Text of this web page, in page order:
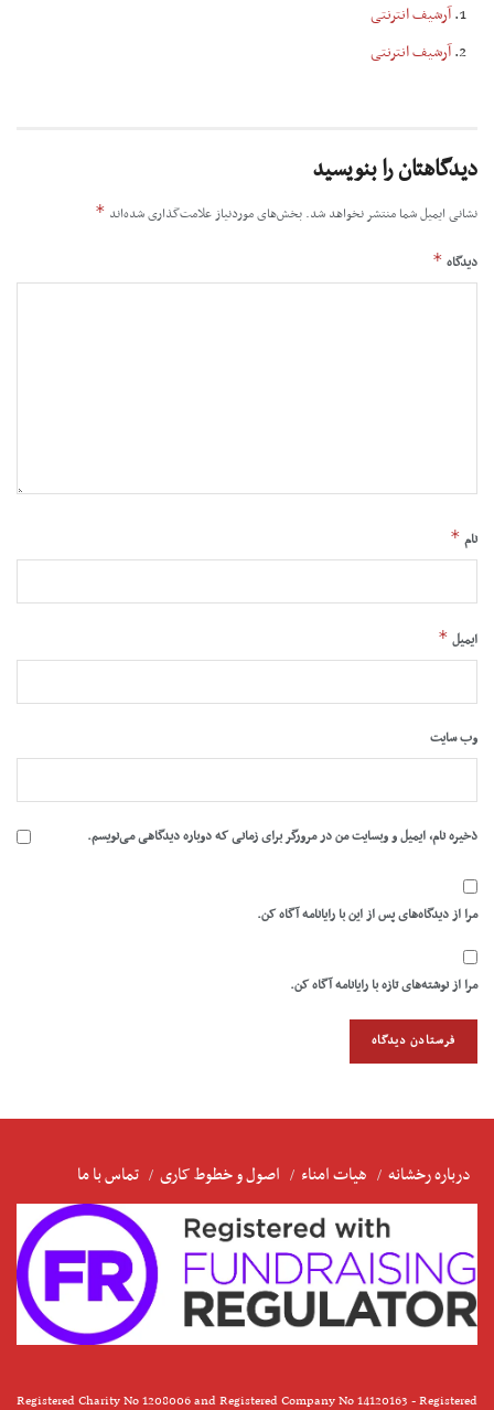
آرشیف انترنتی
آرشیف انترنتی
دیدگاهتان را بنویسید
نشانی ایمیل شما منتشر نخواهد شد. بخش‌های موردنیاز علامت‌گذاری شده‌اند *
دیدگاه *
نام *
ایمیل *
وب‌ سایت
ذخیره نام، ایمیل و وبسایت من در مرورگر برای زمانی که دوباره دیدگاهی می‌نویسم.
مرا از دیدگاه‌های پس از این با رایانامه آگاه کن.
مرا از نوشته‌های تازه با رایانامه آگاه کن.
درباره رخشانه هیات امناء اصول و خطوط کاری تماس با ما
Registered Charity No 1208006 and Registered Company No 14120163 - Registered